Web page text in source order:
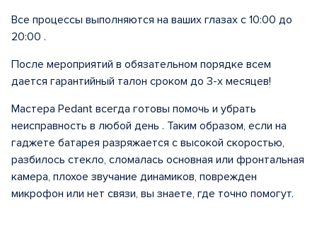
Все процессы выполняются на ваших глазах с 10:00 до
20:00 .
После мероприятий в обязательном порядке всем
дается гарантийный талон сроком до 3-х месяцев!
Мастера Pedant всегда готовы помочь и убрать
неисправность в любой день . Таким образом, если на
гаджете батарея разряжается с высокой скоростью,
разбилось стекло, сломалась основная или фронтальная
камера, плохое звучание динамиков, поврежден
микрофон или нет связи, вы знаете, где точно помогут.